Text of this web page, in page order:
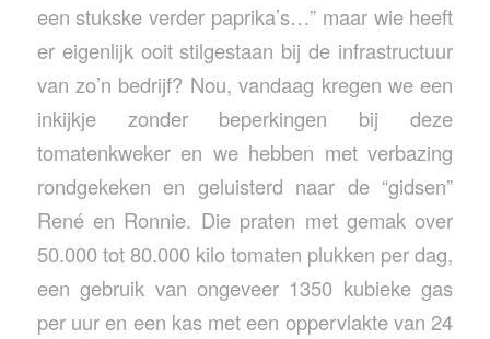
een stukske verder paprika’s…” maar wie heeft
er eigenlijk ooit stilgestaan bij de infrastructuur
van zo’n bedrijf? Nou, vandaag kregen we een
inkijkje zonder beperkingen bij deze
tomatenkweker en we hebben met verbazing
rondgekeken en geluisterd naar de “gidsen”
René en Ronnie. Die praten met gemak over
50.000 tot 80.000 kilo tomaten plukken per dag,
een gebruik van ongeveer 1350 kubieke gas
per uur en een kas met een oppervlakte van 24